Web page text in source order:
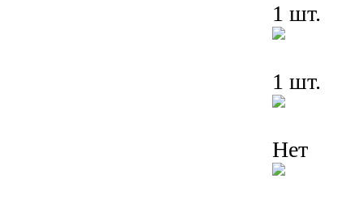
1 шт.
1 шт.
Нет